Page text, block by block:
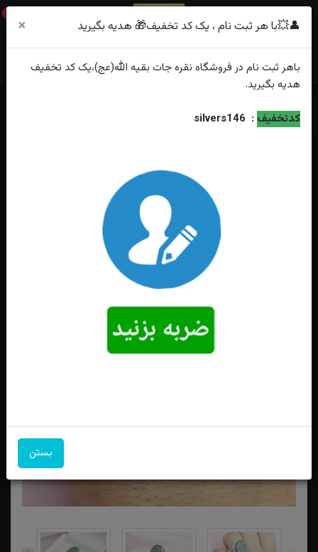
0
خانه فهرست محصولات
👤💥با هر ثبت نام ، یک کد تخفیف🎁 هدیه بگیرید ×
باهر ثبت نام در فروشگاه نقره جات بقیه الله(عج)،یک کد تخفیف
هدیه بگیرید.
کدتخفیف :
silvers146
بستن